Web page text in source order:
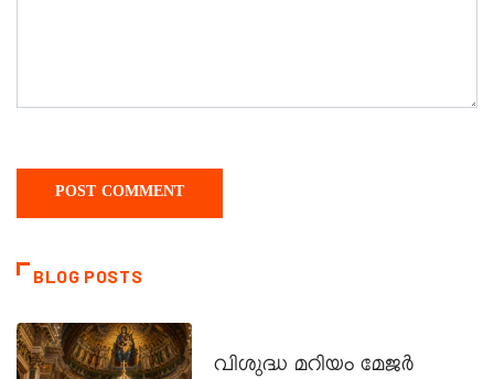
BLOG POSTS
വിശുദ്ധ മറിയം മേജർ